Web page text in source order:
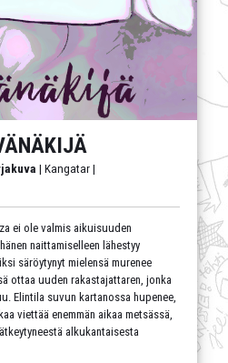
| Kangatar |
ei ole valmis aikuisuuden
naittamiselleen lähestyy
säröytynyt mielensä murenee
ottaa uuden rakastajattaren, jonka
Elintila suvun kartanossa hupenee,
viettää enemmän aikaa metsässä,
alkukantaisesta